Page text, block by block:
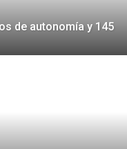
de autonomía y 145